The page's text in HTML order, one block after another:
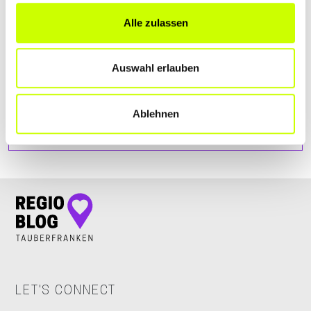
Alle zulassen
Auswahl erlauben
Ablehnen
LET'S CONNECT